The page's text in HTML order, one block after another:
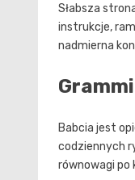
Słabsza
instrukcje,
nadmierna
Babcia jest
codziennych
równowagi po